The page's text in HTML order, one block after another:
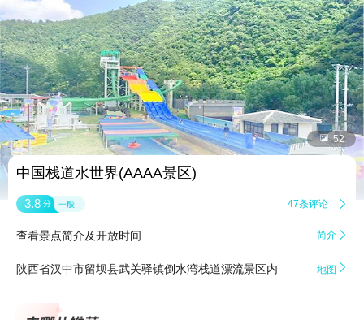
 52
中国栈道水世界(AAAA景区)
3.8 分 一般 47条评论 
查看景点简介及开放时间 简介 
陕西省汉中市留坝县武关驿镇倒水湾栈道漂流景区内 地图 
